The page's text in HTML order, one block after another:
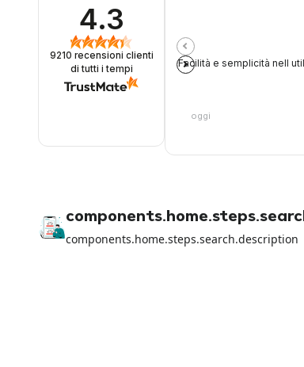
4.3
9210 recensioni clienti
di tutti i tempi
Facilità e semplicità nell
oggi
components.home.steps.search.description